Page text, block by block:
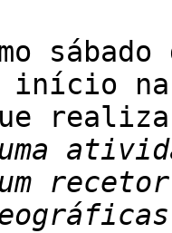
sábado
início